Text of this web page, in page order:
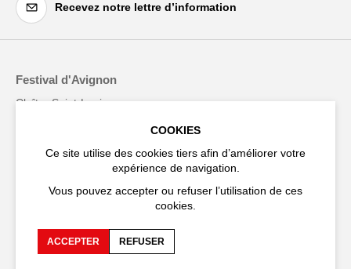
Recevez notre lettre d’information
Festival d'Avignon
Cloître Saint-Louis,
+33 (0)4 90 27 66 50
COOKIES
Ce site utilise des cookies tiers afin d’améliorer votre
expérience de navigation.
Vous pouvez accepter ou refuser l’utilisation de ces
cookies.
ACCEPTER REFUSER